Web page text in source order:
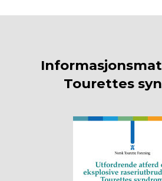
Tourettes